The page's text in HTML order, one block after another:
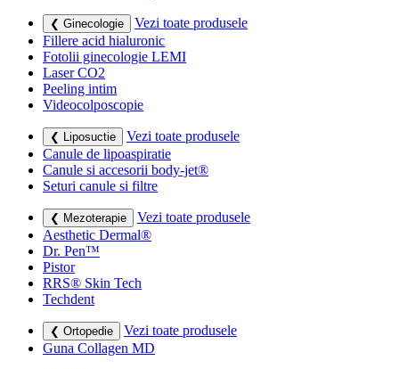
❮ Ginecologie
Vezi toate produsele
Fillere acid hialuronic
Fotolii ginecologie LEMI
Laser CO2
Peeling intim
Videocolposcopie
❮ Liposuctie
Vezi toate produsele
Canule de lipoaspiratie
Canule si accesorii body-jet®
Seturi canule si filtre
❮ Mezoterapie
Vezi toate produsele
Aesthetic Dermal®
Dr. Pen™
Pistor
RRS® Skin Tech
Techdent
❮ Ortopedie
Vezi toate produsele
Guna Collagen MD